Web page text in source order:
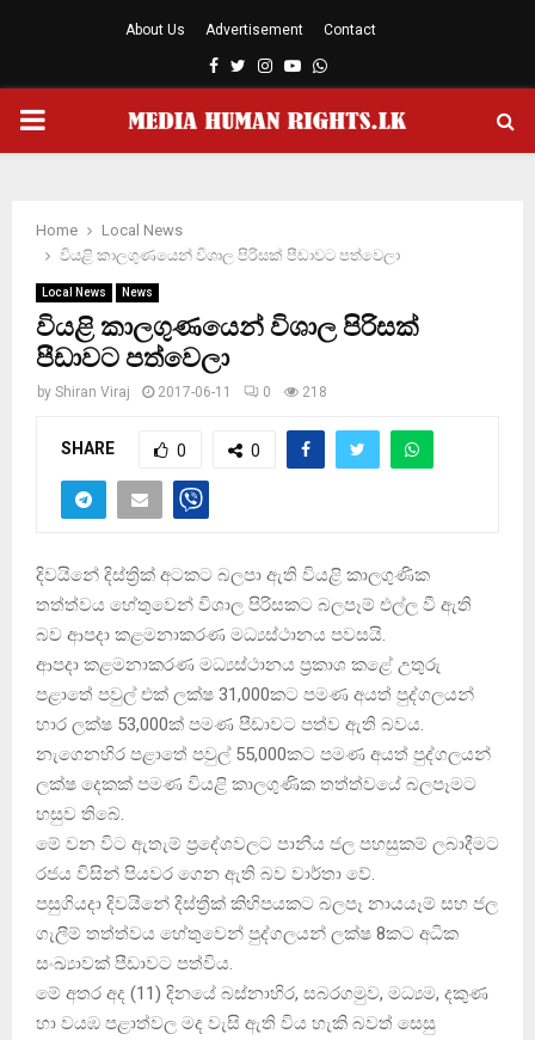
About Us Advertisement Contact
Facebook
TwitterInstagram
YoutubeWhatsapp
PRIMARY
Home
Local News
වියළි කාලගුණයෙන් විශාල පිරිසක් පීඩාවට පත්වෙලා
Local News News
වියළි කාලගුණයෙන් විශාල පිරිසක්
පීඩාවට පත්වෙලා
by Shiran Viraj 2017-06-11 0 218
SHARE 0 0
දිවයිනේ දිස්ත්‍රික් අටකට බලපා ඇති වියළි කාලගුණික
තත්ත්වය හේතුවෙන් විශාල පිරිසකට බලපෑම් එල්ල වී ඇති
බව ආපදා කළමනාකරණ මධ්‍යස්ථානය පවසයි.
ආපදා කළමනාකරණ මධ්‍යස්ථානය ප්‍රකාශ කළේ උතුරු
පළාතේ පවුල් එක් ලක්ෂ 31,000කට පමණ අයත් පුද්ගලයන්
හාර ලක්ෂ 53,000ක් පමණ පීඩාවට පත්ව ඇති බවය.
නැගෙනහිර පළාතේ පවුල් 55,000කට පමණ අයත් පුද්ගලයන්
ලක්ෂ දෙකක් පමණ වියළි කාලගුණික තත්ත්වයේ බලපෑමට
හසුව තිබේ.
මේ වන විට ඇතැම් ප්‍රදේශවලට පානීය ජල පහසුකම් ලබාදීමට
රජය විසින් පියවර ගෙන ඇති බව වාර්තා වේ.
පසුගියදා දිවයිනේ දිස්ත්‍රීක් කිහිපයකට බලපෑ නායයෑම් සහ ජල
ගැලීම් තත්ත්වය හේතුවෙන් පුද්ගලයන් ලක්ෂ 8කට අධික
සංඛ්‍යාවක් පීඩාවට පත්විය.
මේ අතර අද (11) දිනයේ බස්නාහිර, සබරගමුව, මධ්‍යම, දකුණ
හා වයඹ පළාත්වල මද වැසි ඇති විය හැකි බවත් සෙසු